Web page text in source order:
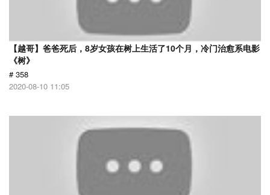
【越哥】爸爸死后，8岁女孩在树上生活了10个月，冷门治愈系电影
《树》
# 358
2020-08-10 11:05